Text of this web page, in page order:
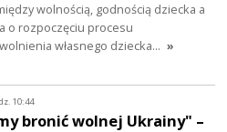
wolnością, godnością dziecka a
o rozpoczęciu procesu
własnego dziecka… »
10:44
bronić wolnej Ukrainy" –